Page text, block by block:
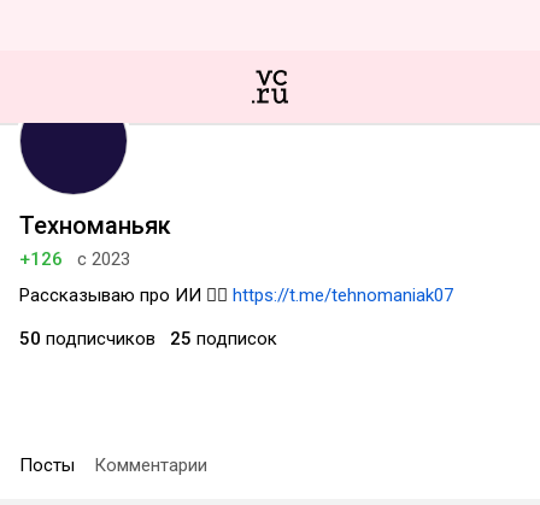
Техноманьяк
+126
с 2023
Рассказываю про ИИ 👉🏻 https://t.me/tehnomaniak07
50 подписчиков 25 подписок
Посты Комментарии